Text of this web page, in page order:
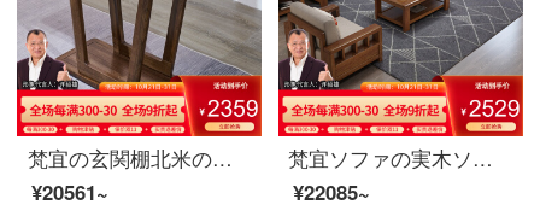
梵宜の玄関棚北米の黒胡桃の木の玄関棚玄関のテーブル玄関台の玄関台の戸棚に戸棚を飾っている逸品の家具8 U 08〓玄関先の北米の黒胡桃の木
¥20561~
梵宜ソファの実木ソファのシングルの2人の位の貴妃の角を回転して、現代中国式の布芸ソファーのベッドを引き延ばして物のソファーの大きさの戸型の1+2+3組み合わせの客間の逸品の家具【普通のタイプの組み合わせ】1+1+3胡桃色
¥22085~